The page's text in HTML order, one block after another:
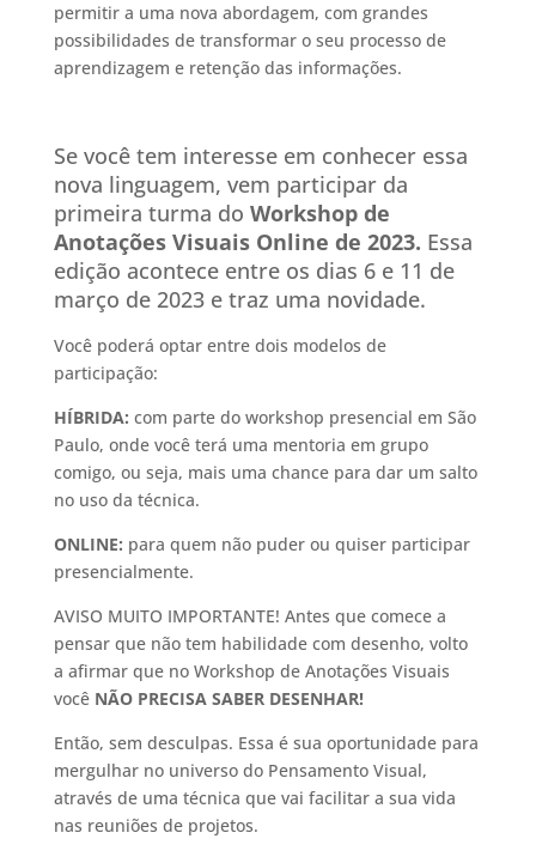
permitir a uma nova abordagem, com grandes
possibilidades de transformar o seu processo de
aprendizagem e retenção das informações.
Se você tem interesse em conhecer essa
nova linguagem, vem participar da
primeira turma do Workshop de
Anotações Visuais Online de 2023. Essa
edição acontece entre os dias 6 e 11 de
março de 2023 e traz uma novidade.
Você poderá optar entre dois modelos de
participação:
HÍBRIDA: com parte do workshop presencial em São
Paulo, onde você terá uma mentoria em grupo
comigo, ou seja, mais uma chance para dar um salto
no uso da técnica.
ONLINE: para quem não puder ou quiser participar
presencialmente.
AVISO MUITO IMPORTANTE! Antes que comece a
pensar que não tem habilidade com desenho, volto
a afirmar que no Workshop de Anotações Visuais
você NÃO PRECISA SABER DESENHAR!
Então, sem desculpas. Essa é sua oportunidade para
mergulhar no universo do Pensamento Visual,
através de uma técnica que vai facilitar a sua vida
nas reuniões de projetos.